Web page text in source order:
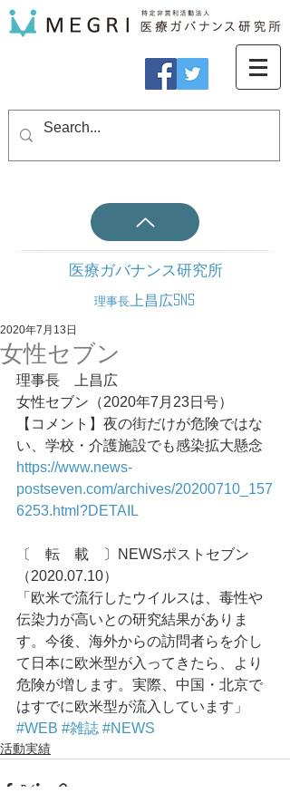
医療ガバナンス研究所
理事長 上昌広SNS
女性セブン
2020年7月13日
理事長　上昌広
女性セブン（2020年7月23日号）
【コメント】夜の街だけが危険ではな
い、学校・介護施設でも感染拡大懸念
https://www.news-
postseven.com/archives/20200710_157
6253.html?DETAIL
〔　転　載　〕NEWSポストセブン
（2020.07.10）
「欧米で流行したウイルスは、毒性や
伝染力が高いとの研究結果がありま
す。今後、海外からの訪問者らを介し
て日本に欧米型が入ってきたら、より
危険が増します。実際、中国・北京で
はすでに欧米型が流入しています」
#WEB #雑誌 #NEWS
活動実績